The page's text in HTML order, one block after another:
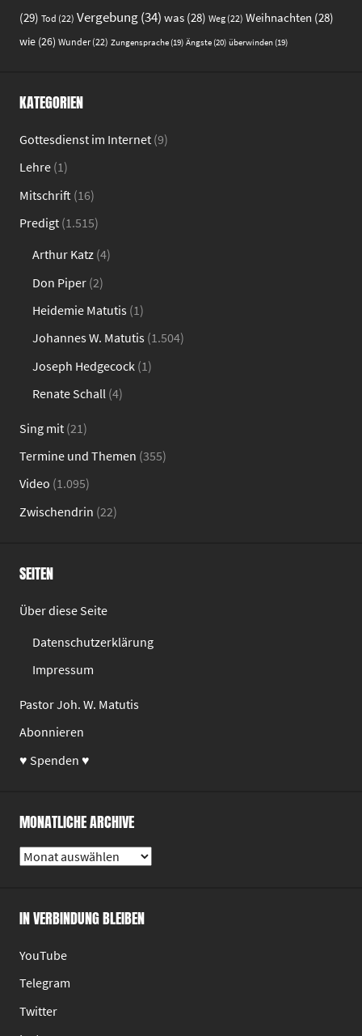
(29) Tod (22) Vergebung(34) was (28) Weg (22) Weihnachten (28)
wie (26) Wunder (22) Zungensprache (19) Ängste (20) überwinden (19)
KATEGORIEN
Gottesdienst im Internet (9)
Lehre (1)
Mitschrift (16)
Predigt (1.515)
Arthur Katz (4)
Don Piper (2)
Heidemie Matutis (1)
Johannes W. Matutis (1.504)
Joseph Hedgecock (1)
Renate Schall (4)
Sing mit (21)
Termine und Themen (355)
Video (1.095)
Zwischendrin (22)
SEITEN
Über diese Seite
Datenschutzerklärung
Impressum
Pastor Joh. W. Matutis
Abonnieren
♥ Spenden ♥
MONATLICHE ARCHIVE
Monatliche
IN VERBINDUNG BLEIBEN
YouTube
Telegram
Twitter